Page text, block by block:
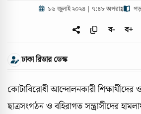
১৬ জুলাই ২০২৪ | ৭:৪৮ অপরাহ্ণ
ব- ব+
ঢাকা রিডার ডেস্ক
কোটাবিরোধী আন্দোলনকারী
ছাত্রসংগঠন ও বহিরাগত সন্ত্রাসীদের